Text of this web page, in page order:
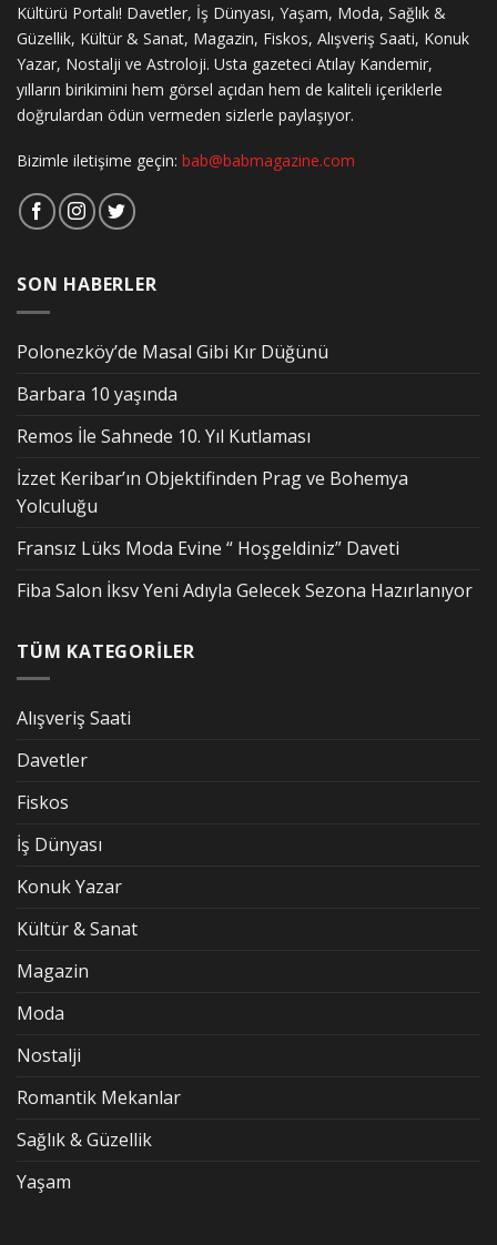
Kültürü Portalı! Davetler, İş Dünyası, Yaşam, Moda, Sağlık &
Güzellik, Kültür & Sanat, Magazin, Fiskos, Alışveriş Saati, Konuk
Yazar, Nostalji ve Astroloji. Usta gazeteci Atılay Kandemir,
yılların birikimini hem görsel açıdan hem de kaliteli içeriklerle
doğrulardan ödün vermeden sizlerle paylaşıyor.
Bizimle iletişime geçin: bab@babmagazine.com
SON HABERLER
Polonezköy’de Masal Gibi Kır Düğünü
Barbara 10 yaşında
Remos İle Sahnede 10. Yıl Kutlaması
İzzet Keribar’ın Objektifinden Prag ve Bohemya
Yolculuğu
Fransız Lüks Moda Evine “ Hoşgeldiniz” Daveti
Fiba Salon İksv Yeni Adıyla Gelecek Sezona Hazırlanıyor
TÜM KATEGORİLER
Alışveriş Saati
Davetler
Fiskos
İş Dünyası
Konuk Yazar
Kültür & Sanat
Magazin
Moda
Nostalji
Romantik Mekanlar
Sağlık & Güzellik
Yaşam